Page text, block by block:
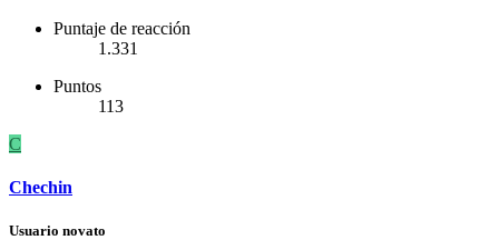
Puntaje de reacción
1.331
Puntos
113
C
Chechin
Usuario novato